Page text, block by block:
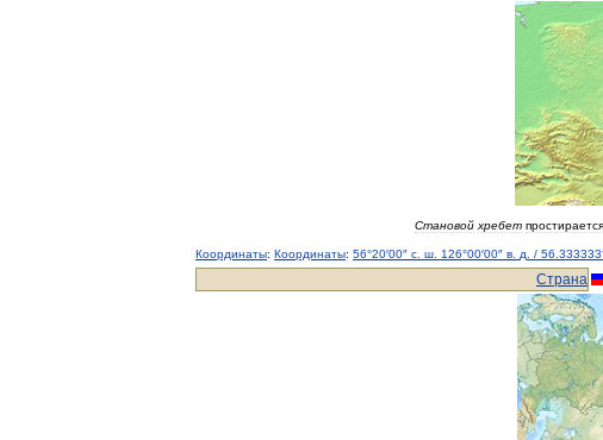
Становой хребет простирается
Координаты: Координаты: 56°20′00″ с. ш. 126°00′00″ в. д. / 56.333333
Страна